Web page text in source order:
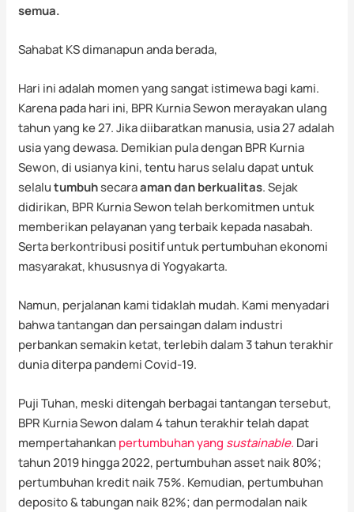
semua.
Sahabat KS dimanapun anda berada,
Hari ini adalah momen yang sangat istimewa bagi kami.
Karena pada hari ini, BPR Kurnia Sewon merayakan ulang
tahun yang ke 27. Jika diibaratkan manusia, usia 27 adalah
usia yang dewasa. Demikian pula dengan BPR Kurnia
Sewon, di usianya kini, tentu harus selalu dapat untuk
selalutumbuhsecaraaman dan berkualitas. Sejak
didirikan, BPR Kurnia Sewon telah berkomitmen untuk
memberikan pelayanan yang terbaik kepada nasabah.
Serta berkontribusi positif untuk pertumbuhan ekonomi
masyarakat, khususnya di Yogyakarta.
Namun, perjalanan kami tidaklah mudah. Kami menyadari
bahwa tantangan dan persaingan dalam industri
perbankan semakin ketat, terlebih dalam 3 tahun terakhir
dunia diterpa pandemi Covid-19.
Puji Tuhan, meski ditengah berbagai tantangan tersebut,
BPR Kurnia Sewon dalam 4 tahun terakhir telah dapat
mempertahankanpertumbuhan yang sustainable. Dari
tahun 2019 hingga 2022, pertumbuhan asset naik 80%;
pertumbuhan kredit naik 75%. Kemudian, pertumbuhan
deposito & tabungan naik 82%; dan permodalan naik